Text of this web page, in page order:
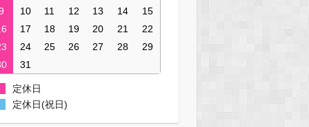
10 11 12 13 14
15
17 18 19 20 21
22
24 25 26 27 28
29
31
定休日
定休日(祝日)